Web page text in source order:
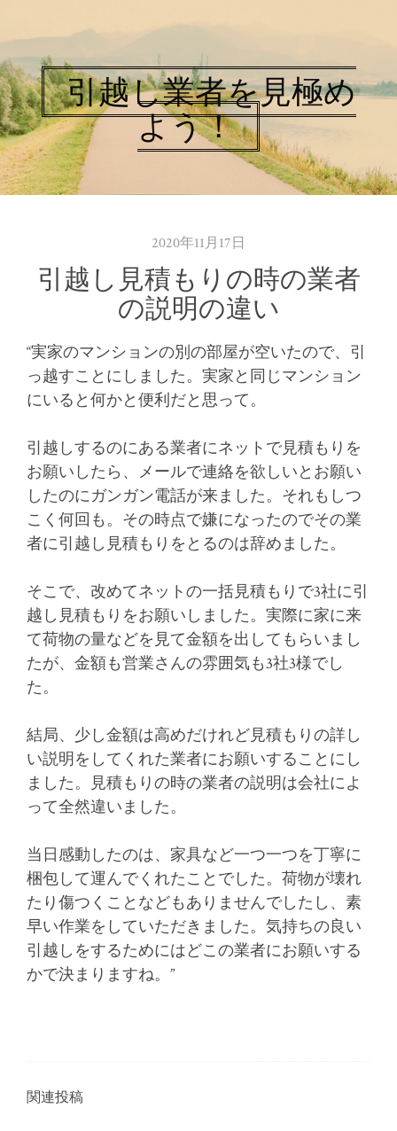
引越し業者を見極め
よう！
2020年11月17日
引越し見積もりの時の業者
の説明の違い
“実家のマンションの別の部屋が空いたので、引
っ越すことにしました。実家と同じマンション
にいると何かと便利だと思って。
引越しするのにある業者にネットで見積もりを
お願いしたら、メールで連絡を欲しいとお願い
したのにガンガン電話が来ました。それもしつ
こく何回も。その時点で嫌になったのでその業
者に引越し見積もりをとるのは辞めました。
そこで、改めてネットの一括見積もりで3社に引
越し見積もりをお願いしました。実際に家に来
て荷物の量などを見て金額を出してもらいまし
たが、金額も営業さんの雰囲気も3社3様でし
た。
結局、少し金額は高めだけれど見積もりの詳し
い説明をしてくれた業者にお願いすることにし
ました。見積もりの時の業者の説明は会社によ
って全然違いました。
当日感動したのは、家具など一つ一つを丁寧に
梱包して運んでくれたことでした。荷物が壊れ
たり傷つくことなどもありませんでしたし、素
早い作業をしていただきました。気持ちの良い
引越しをするためにはどこの業者にお願いする
かで決まりますね。”
関連投稿